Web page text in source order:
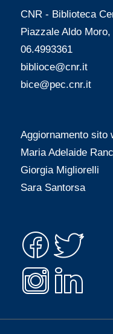
CNR - Biblioteca
Piazzale Aldo
06.4993361
biblioce@cnr.it
bice@pec.cnr.it
Aggiornamento sito
Maria Adelaide
Giorgia Migliorelli
Sara Santorsa